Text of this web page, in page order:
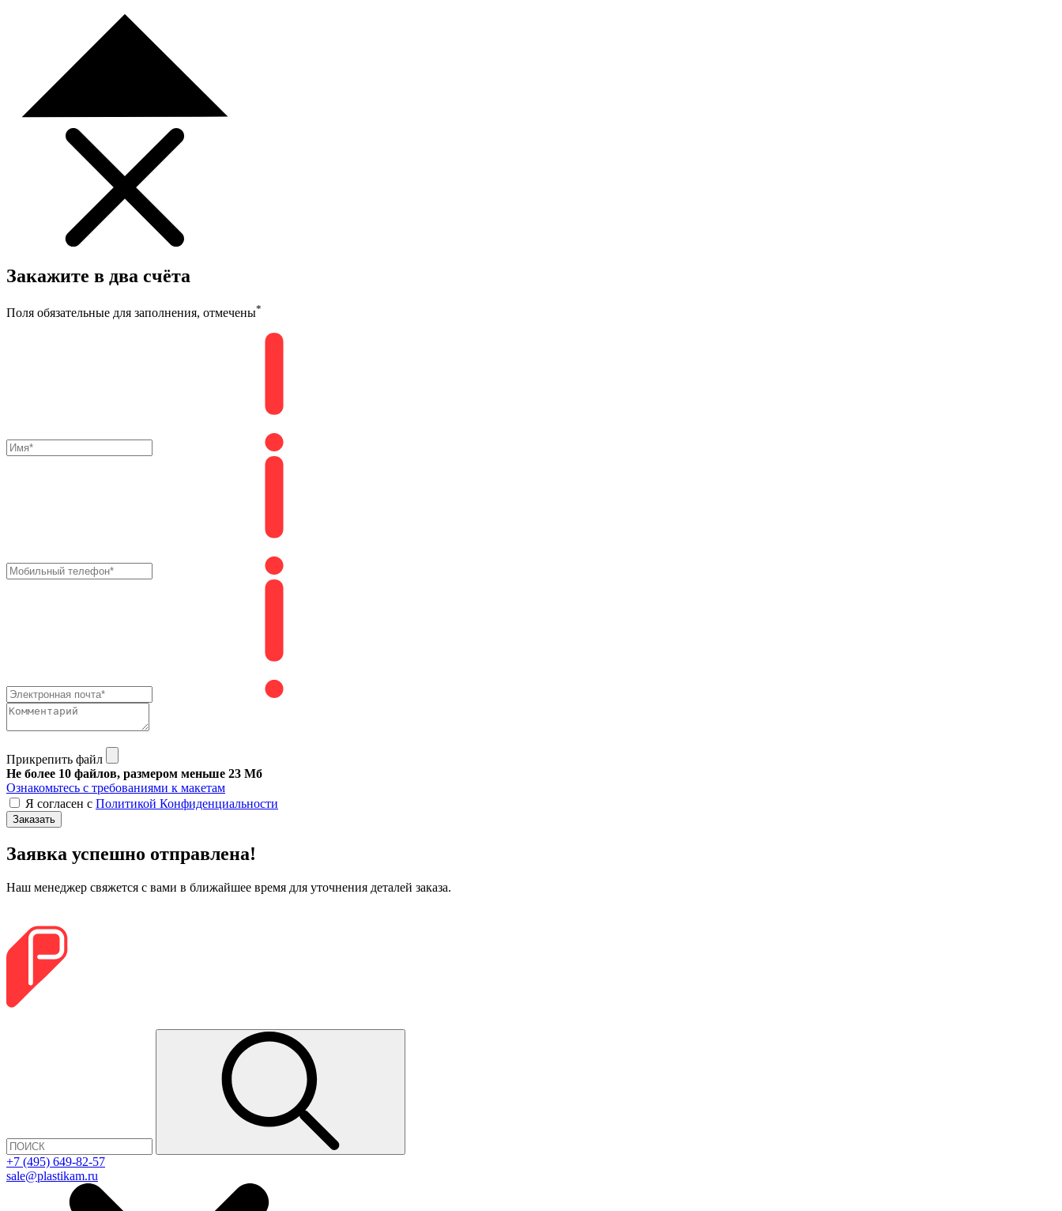
Закажите в два счёта
Поля обязательные для заполнения, отмечены*
Прикрепить файл
Не более 10 файлов, размером меньше 23 Мб
Ознакомьтесь с требованиями к макетам
Я согласен с Политикой Конфиденциальности
Заказать
Заявка успешно отправлена!
Наш менеджер свяжется с вами в ближайшее время для уточнения деталей заказа.
+7 (495) 649-82-57
sale@plastikam.ru